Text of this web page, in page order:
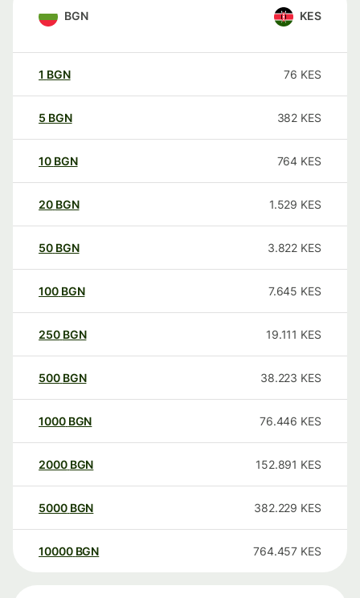
BGN KES
1 BGN 76 KES
5 BGN 382 KES
10 BGN 764 KES
20 BGN 1.529 KES
50 BGN 3.822 KES
100 BGN 7.645 KES
250 BGN 19.111 KES
500 BGN 38.223 KES
1000 BGN 76.446 KES
2000 BGN 152.891 KES
5000 BGN 382.229 KES
10000 BGN 764.457 KES